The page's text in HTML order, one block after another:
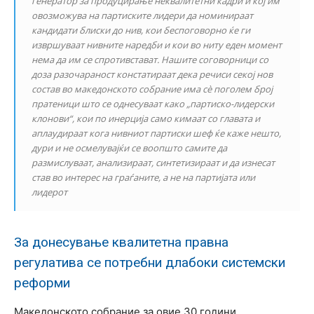
овозможува на партиските лидери да номинираат
кандидати блиски до нив, кои беспоговорно ќе ги
извршуваат нивните наредби и кои во ниту еден момент
нема да им се спротивстават. Нашите соговорници со
доза разочараност констатираат дека речиси секој нов
состав во македонското собрание има сѐ поголем број
пратеници што се однесуваат како „партиско-лидерски
клонови“, кои по инерција само кимаат со главата и
аплаудираат кога нивниот партиски шеф ќе каже нешто,
дури и не осмелувајќи се воопшто самите да
размислуваат, анализираат, синтетизираат и да изнесат
став во интерес на граѓаните, а не на партијата или
лидерот
За донесување квалитетна правна
регулатива се потребни длабоки системски
реформи